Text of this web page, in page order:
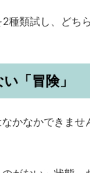
種類試し、どち
「冒険」
かなかできま